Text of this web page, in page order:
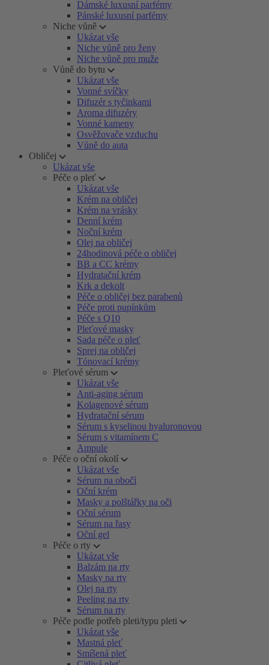
Dámské luxusní parfémy
Pánské luxusní parfémy
Niche vůně
Ukázat vše
Niche vůně pro ženy
Niche vůně pro muže
Vůně do bytu
Ukázat vše
Vonné svíčky
Difuzér s tyčinkami
Aroma difuzéry
Vonné kameny
Osvěžovače vzduchu
Vůně do auta
Obličej
Ukázat vše
Péče o pleť
Ukázat vše
Krém na obličej
Krém na vrásky
Denní krém
Noční krém
Olej na obličej
24hodinová péče o obličej
BB a CC krémy
Hydratační krém
Krk a dekolt
Péče o obličej bez parabenů
Péče proti pupínkům
Péče s Q10
Pleťové masky
Sada péče o pleť
Sprej na obličej
Tónovací krémy
Pleťové sérum
Ukázat vše
Anti-aging sérum
Kolagenové sérum
Hydratační sérum
Sérum s kyselinou hyaluronovou
Sérum s vitamínem C
Ampule
Péče o oční okolí
Ukázat vše
Sérum na obočí
Oční krém
Masky a polštářky na oči
Oční sérum
Sérum na řasy
Oční gel
Péče o rty
Ukázat vše
Balzám na rty
Masky na rty
Olej na rty
Peeling na rty
Sérum na rty
Péče podle potřeb pleti/typu pleti
Ukázat vše
Mastná pleť
Smíšená pleť